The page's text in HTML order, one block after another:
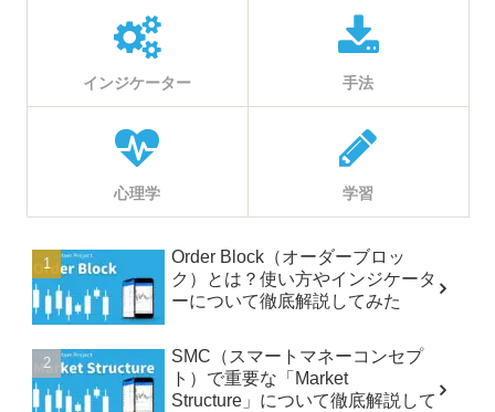
インジケーター 手法
心理学 学習
Order Block（オーダーブロッ
ク）とは？使い方やインジケータ
ーについて徹底解説してみた
SMC（スマートマネーコンセプ
ト）で重要な「Market
Structure」について徹底解説して